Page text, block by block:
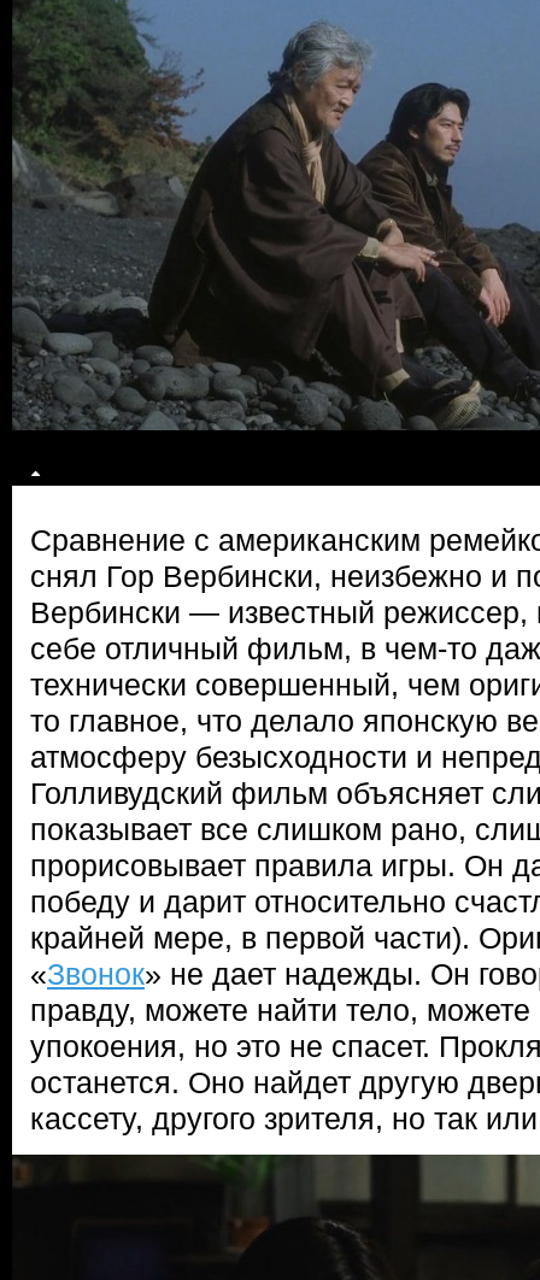
Сравнение с американским
снял Гор Вербински, неизбежно и
Вербински — известный режиссер,
себе отличный фильм, в чем-то
технически совершенный, чем
то главное, что делало японскую
атмосферу безысходности и
Голливудский фильм объясняет
показывает все слишком рано,
прорисовывает правила игры. Он
победу и дарит относительно
крайней мере, в первой части).
«Звонок» не дает надежды. Он
правду, можете найти тело, можете
упокоения, но это не спасет.
останется. Оно найдет другую
кассету, другого зрителя, но так